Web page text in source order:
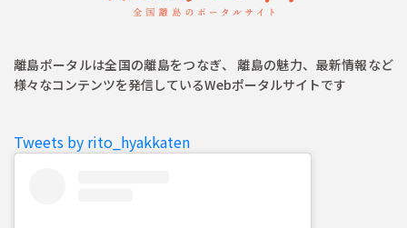
離島ポータルは全国の離島をつなぎ、 離島の魅力、最新情報など
様々なコンテンツを発信しているWebポータルサイトです
Tweets by rito_hyakkaten